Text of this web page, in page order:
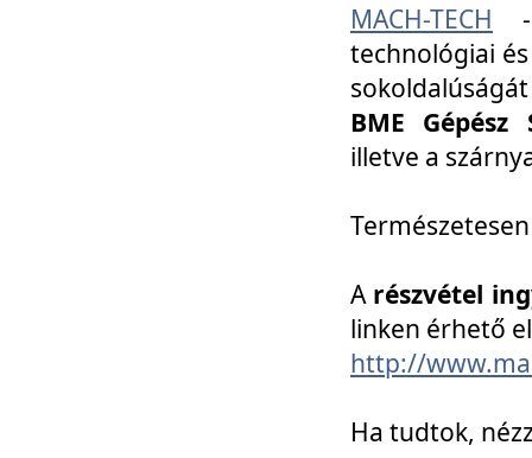
MACH-TECH
technológiai
BME
illetve a
A részvétel
linken érhető
http://
Ha tudtok,